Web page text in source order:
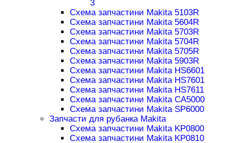
3
Схема запчастини Makita 5103R
Схема запчастини Makita 5604R
Схема запчастини Makita 5703R
Схема запчастини Makita 5704R
Схема запчастини Makita 5705R
Схема запчастини Makita 5903R
Схема запчастини Makita HS6601
Схема запчастини Makita HS7601
Схема запчастини Makita HS7611
Схема запчастини Makita CA5000
Схема запчастини Makita SP6000
Запчасти для рубанка Makita
Схема запчастини Makita KP0800
Схема запчастини Makita KP0810